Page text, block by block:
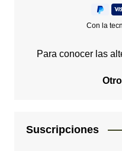
Con la
Para conocer las
Suscripciones